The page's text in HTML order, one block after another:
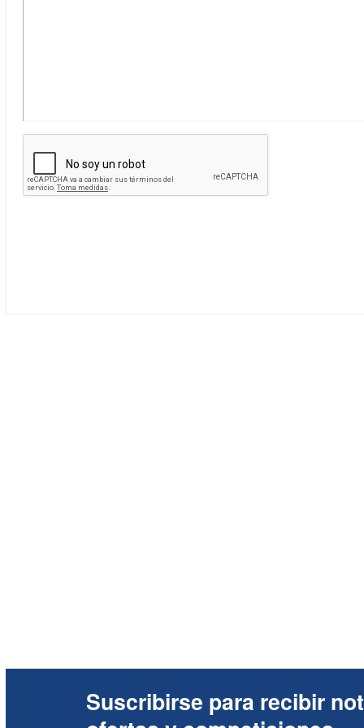
Suscribirse para recibir